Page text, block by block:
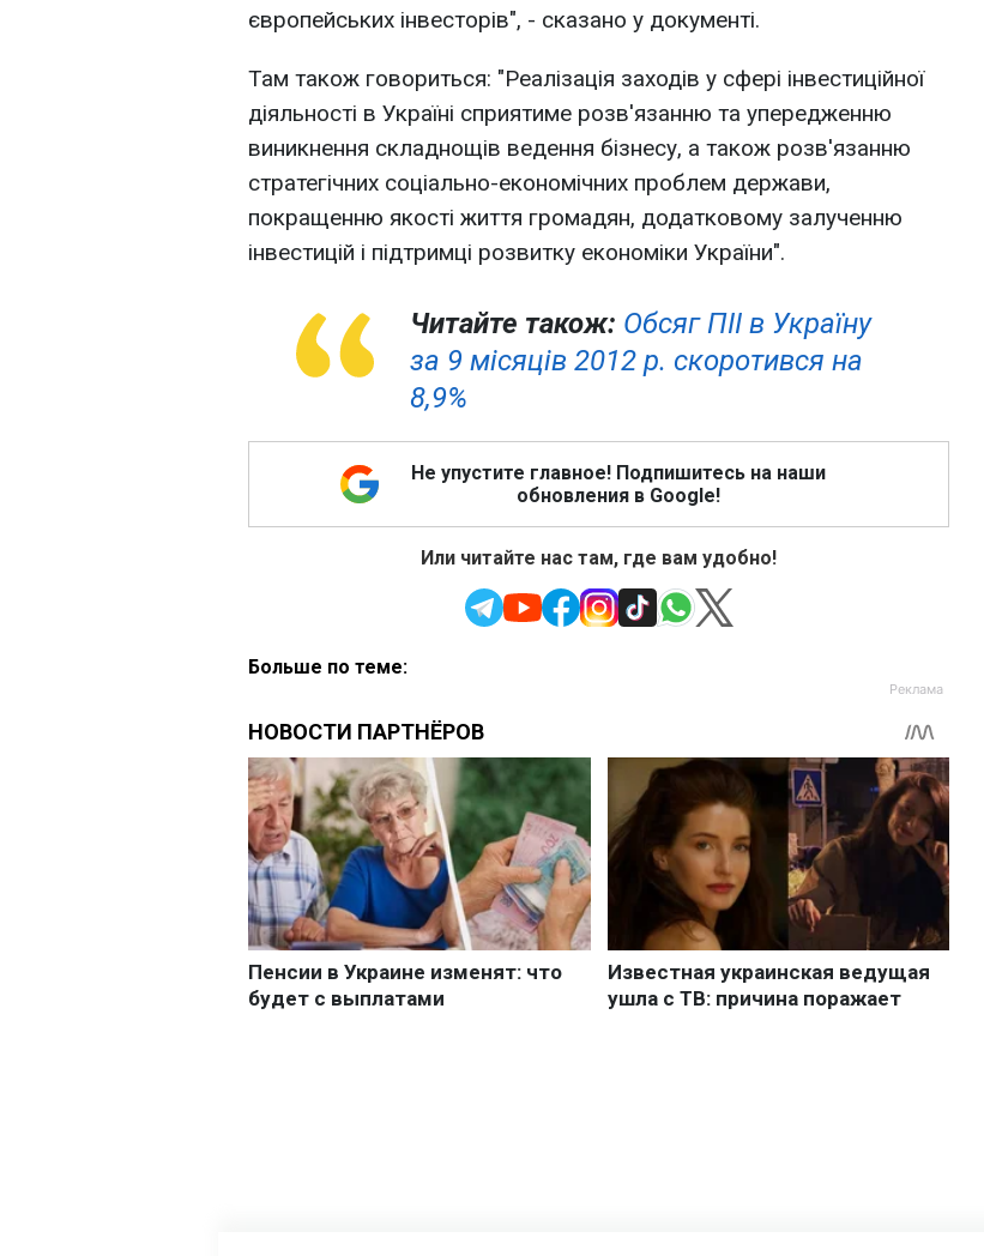
європейських інвесторів", - сказано у документі.
Там також говориться: "Реалізація заходів у сфері інвестиційної
діяльності в Україні сприятиме розв'язанню та упередженню
виникнення складнощів ведення бізнесу, а також розв'язанню
стратегічних соціально-економічних проблем держави,
покращенню якості життя громадян, додатковому залученню
інвестицій і підтримці розвитку економіки України".
Читайте також: Обсяг ПІІ в Україну
за 9 місяців 2012 р. скоротився на
8,9%
Не упустите главное! Подпишитесь на наши
обновления в Google!
Или читайте нас там, где вам удобно!
Больше по теме: